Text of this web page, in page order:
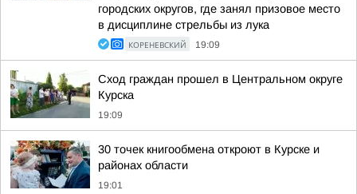
городских округов, где занял призовое место
в дисциплине стрельбы из лука
КОРЕНЕВСКИЙ 19:09
Сход граждан прошел в Центральном округе
Курска
19:09
30 точек книгообмена откроют в Курске и
районах области
19:01